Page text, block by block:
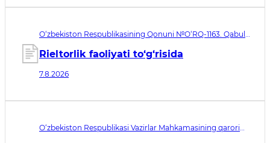
O‘zbekiston Respublikasining Qonuni №O‘RQ-1163. Qabul
Rieltorlik faoliyati to‘g‘risida
7.8.2026
O‘zbekiston Respublikasi Vazirlar Mahkamasining qarori